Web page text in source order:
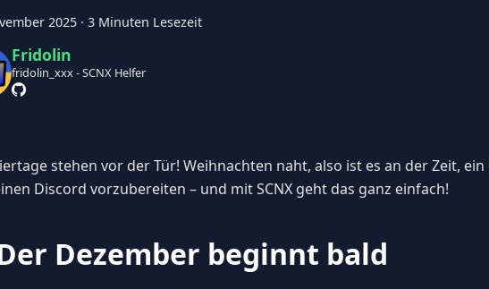
2025 · 3 Minuten Lesezeit
Fridolin
fridolin_xxx - SCNX Helfer
stehen vor der Tür! Weihnachten naht, also ist es an der Zeit, ein
Discord vorzubereiten – und mit SCNX geht das ganz einfach!
Dezember beginnt bald